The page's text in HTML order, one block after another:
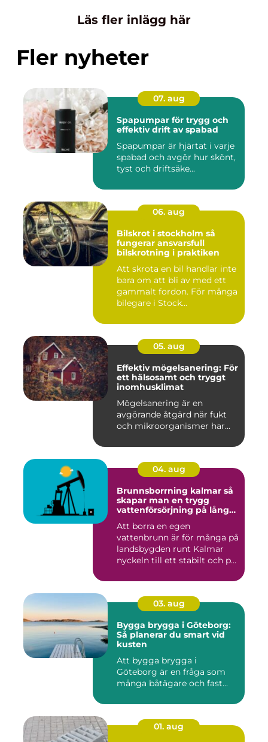
Läs fler inlägg här
Fler nyheter
07. aug
Spapumpar för trygg och
effektiv drift av spabad
Spapumpar är hjärtat i varje
spabad och avgör hur skönt,
tyst och driftsäke...
06. aug
Bilskrot i stockholm så
fungerar ansvarsfull
bilskrotning i praktiken
Att skrota en bil handlar inte
bara om att bli av med ett
gammalt fordon. För många
bilegare i Stock...
05. aug
Effektiv mögelsanering: För
ett hälsosamt och tryggt
inomhusklimat
Mögelsanering är en
avgörande åtgärd när fukt
och mikroorganismer har...
04. aug
Brunnsborrning kalmar så
skapar man en trygg
vattenförsörjning på lång
Att borra en egen
vattenbrunn är för många på
landsbygden runt Kalmar
nyckeln till ett stabilt och p...
03. aug
Bygga brygga i Göteborg:
Så planerar du smart vid
kusten
Att bygga brygga i
Göteborg är en fråga som
många båtägare och fast...
01. aug